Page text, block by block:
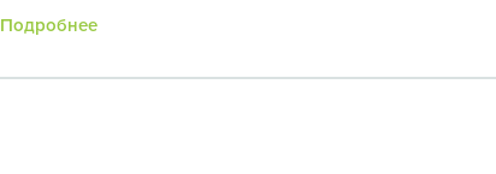
Подробнее